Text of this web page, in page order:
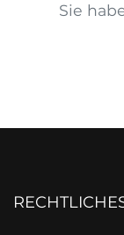
Sie